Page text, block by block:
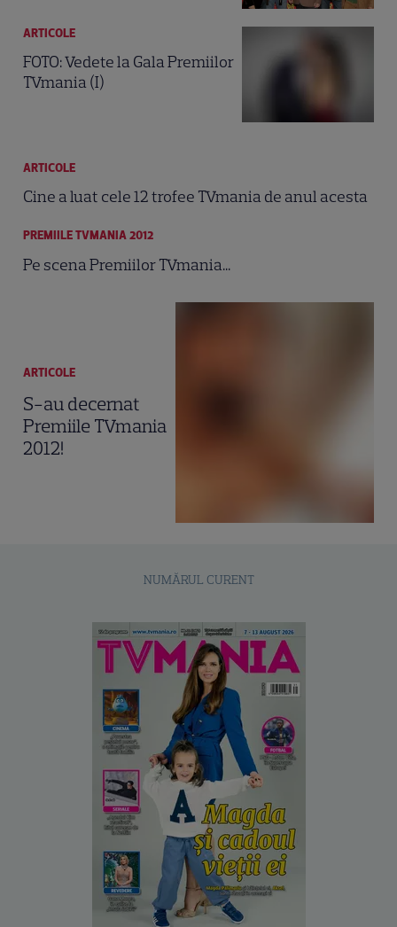
ARTICOLE
FOTO: Vedete la Gala Premiilor
TVmania (I)
ARTICOLE
Cine a luat cele 12 trofee TVmania de anul acesta
PREMIILE TVMANIA 2012
Pe scena Premiilor TVmania...
ARTICOLE
S-au decernat
Premiile TVmania
2012!
NUMĂRUL CURENT